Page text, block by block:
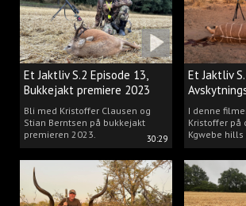
30:29
Et Jaktliv S.2 Episode 13,
Bukkejakt premiere 2023
Bli med Kristoffer Clausen og
Stian Berntsen på bukkejakt
premieren 2023.
Et Jaktliv
antiloper i
I denne
Kristoffer på
Kgwebe hills